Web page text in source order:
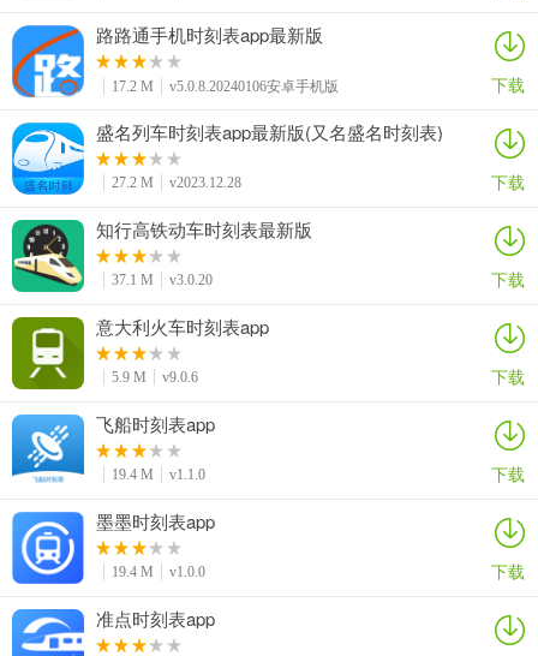
路路通手机时刻表app最新版
17.2 M v5.0.8.20240106安卓手机版 下载
盛名列车时刻表app最新版(又名盛名时刻表)
27.2 M v2023.12.28 下载
知行高铁动车时刻表最新版
37.1 M v3.0.20 下载
意大利火车时刻表app
5.9 M v9.0.6 下载
飞船时刻表app
19.4 M v1.1.0 下载
墨墨时刻表app
19.4 M v1.0.0 下载
准点时刻表app